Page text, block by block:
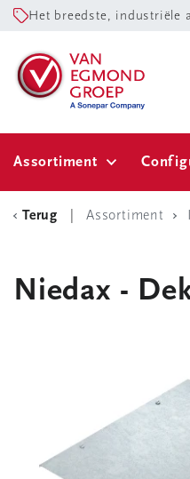
Het breedste, industriële
Assortiment
Terug Assortiment
Niedax -